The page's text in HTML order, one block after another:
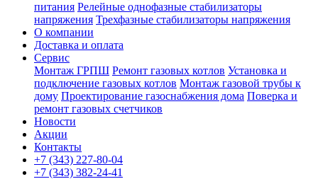
питания Релейные однофазные стабилизаторы
напряжения Трехфазные стабилизаторы напряжения
О компании
Доставка и оплата
Сервис
Монтаж ГРПШ Ремонт газовых котлов Установка и
подключение газовых котлов Монтаж газовой трубы к
дому Проектирование газоснабжения дома Поверка и
ремонт газовых счетчиков
Новости
Акции
Контакты
+7 (343) 227-80-04
+7 (343) 382-24-41